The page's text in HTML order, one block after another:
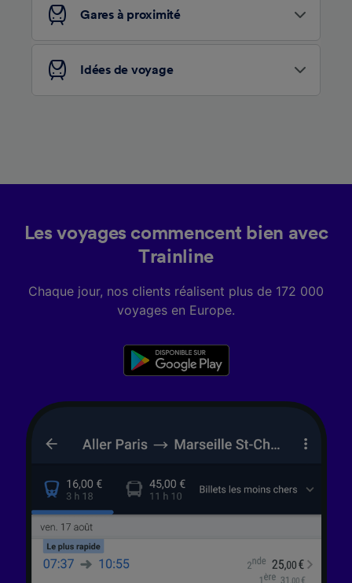
Gares à proximité
Idées de voyage
Les voyages commencent bien avec
Trainline
Chaque jour, nos clients réalisent plus de 172 000
voyages en Europe.
services.